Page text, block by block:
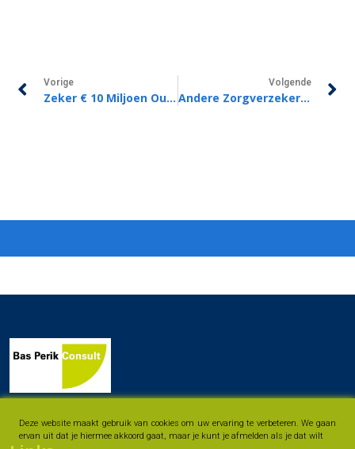
Vorige
Zeker € 10 Miljoen Oudejaarsschade Aan Particulier Bezit
Volgende
Andere Zorgverzekering Kiezen? U Heeft Nog Tot 1 Februari
Deze website maakt gebruik van cookies om uw ervaring te verbeteren. We gaan
ervan uit dat je hiermee akkoord gaat, maar je kunt je afmelden als je dat wilt